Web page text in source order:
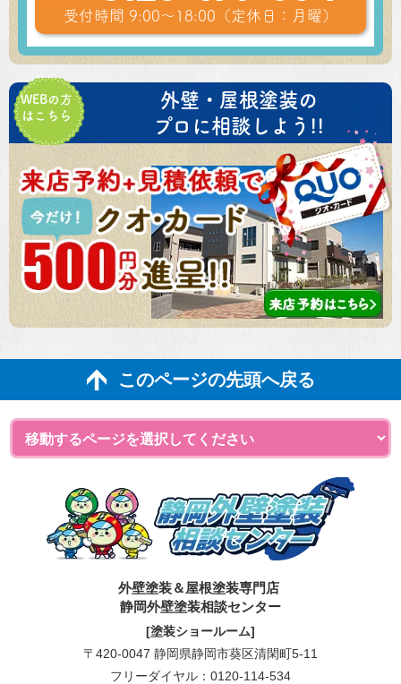
受付時間 9:00～18:00（定休日：月曜）
WEBの方
はこちら
外壁・屋根塗装の
プロに相談しよう!!
このページの先頭へ戻る
外壁塗装＆屋根塗装専門店
静岡外壁塗装相談センター
[塗装ショールーム]
〒420-0047 静岡県静岡市葵区清閑町5-11
フリーダイヤル： 0120-114-534